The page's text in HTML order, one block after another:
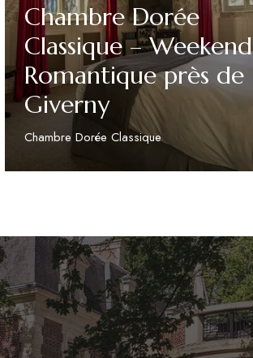
Chambre Dorée
Classique – Weekend
Romantique près de
Giverny
Chambre Dorée Classique
Découvrir